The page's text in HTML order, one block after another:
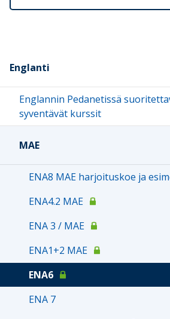
Englanti
Englannin Pedanetissä
syventävät kurssit
MAE
ENA8 MAE harjoituskoe ja
ENA4.2 MAE
ENA 3 / MAE
ENA1+2 MAE
ENA6
ENA 7